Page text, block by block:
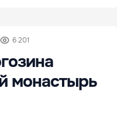
6 201
монастырь